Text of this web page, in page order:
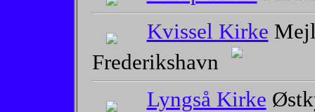
Kvissel Kirke
Frederikshavn
Lyngså Kirke